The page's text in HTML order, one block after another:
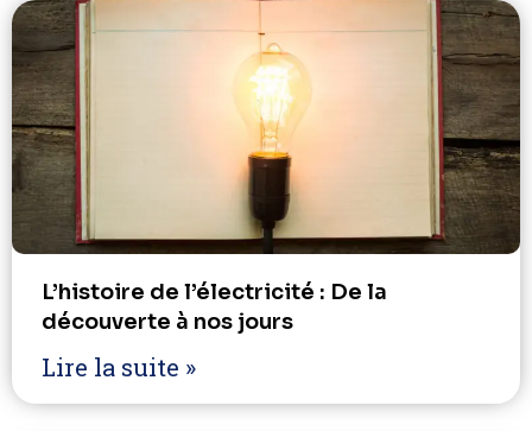
L’histoire de l’électricité : De la
découverte à nos jours
Lire la suite »